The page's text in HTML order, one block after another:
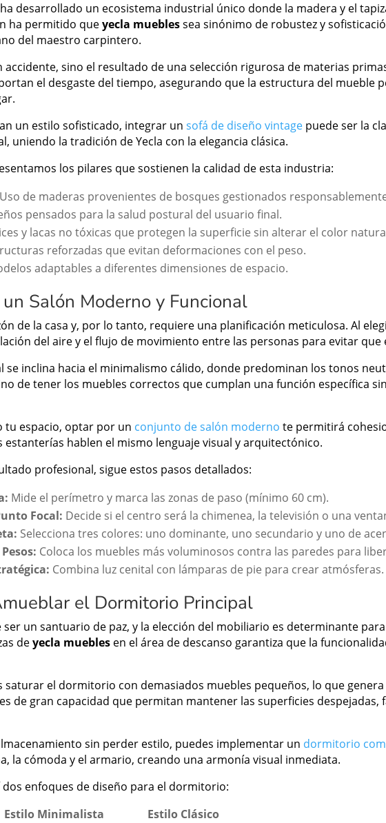
ha desarrollado un ecosistema industrial único donde la madera y el
ha permitido queyecla mueblessea sinónimo de robustez y
del maestro carpintero.
accidente, sino el resultado de una selección rigurosa de materias
el desgaste del tiempo, asegurando que la estructura del mueble
un estilo sofisticado, integrar unsofá de diseño vintage puede ser la
uniendo la tradición de Yecla con la elegancia clásica.
los pilares que sostienen la calidad de esta industria:
Uso de maderas provenientes de bosques gestionados
pensados para la salud postural del usuario final.
y lacas no tóxicas que protegen la superficie sin alterar el color
reforzadas que evitan deformaciones con el peso.
adaptables a diferentes dimensiones de espacio.
Salón Moderno y Funcional
de la casa y, por lo tanto, requiere una planificación meticulosa. Al
del aire y el flujo de movimiento entre las personas para evitar que
se inclina hacia el minimalismo cálido, donde predominan los tonos
de tener los muebles correctos que cumplan una función específica
tu espacio, optar por un conjunto de salón moderno te permitirá
estanterías hablen el mismo lenguaje visual y arquitectónico.
profesional, sigue estos pasos detallados:
Mide el perímetro y marca las zonas de paso (mínimo 60 cm).
Focal: Decide si el centro será la chimenea, la televisión o una
Selecciona tres colores: uno dominante, uno secundario y uno de
Coloca los muebles más voluminosos contra las paredes para
Combina luz cenital con lámparas de pie para crear atmósferas.
el Dormitorio Principal
un santuario de paz, y la elección del mobiliario es determinante
deyecla muebles en el área de descanso garantiza que la
saturar el dormitorio con demasiados muebles pequeños, lo que
de gran capacidad que permitan mantener las superficies
sin perder estilo, puedes implementar un dormitorio
la cómoda y el armario, creando una armonía visual inmediata.
enfoques de diseño para el dormitorio:
Estilo Minimalista
Estilo Clásico